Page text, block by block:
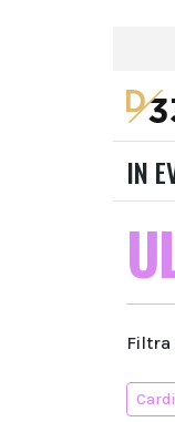
IN
Filtra